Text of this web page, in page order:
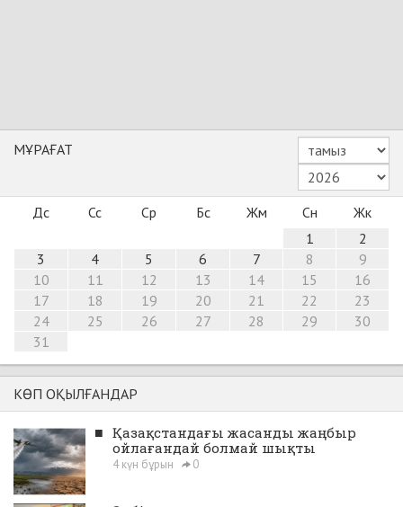
МҰРАҒАТ
Дс Сс Ср Бс Жм Сн
Жк
1
2
3
4 5 6 7 8
9
10
11 12 13 14 15
16
17
18 19 20 21 22
23
24
25 26 27 28 29
30
31
КӨП ОҚЫЛҒАНДАР
■ Қазақстандағы жасанды жаңбыр
ойлағандай болмай шықты
4 күн бұрын 0